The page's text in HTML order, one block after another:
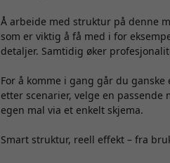
Å arbeide med struktur på denne
som er viktig å få med i for
detaljer. Samtidig øker
For å komme i gang går du
etter scenarier, velge en
egen mal via et enkelt skjema.
Smart struktur, reell effekt – fra